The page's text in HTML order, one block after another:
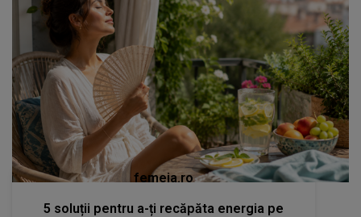
femeia.ro
5 soluții pentru a-ți recăpăta energia pe